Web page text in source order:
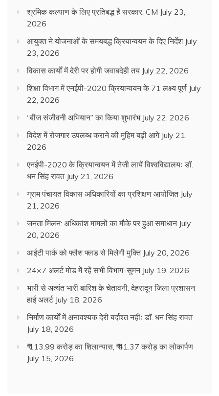
श्रमिक कल्याण के लिए प्रतिबद्ध है सरकार: CM July 23,
2026
आयुक्त ने योजनाओं के समयबद्ध क्रियान्वयन के दिए निर्देश July
23, 2026
विकास कार्यों में देरी पर होगी जवाबदेही तय July 22, 2026
शिक्षा विभाग में एनईपी-2020 क्रियान्वयन के 71 लक्ष्य पूर्ण July
22, 2026
“बीज संजीवनी अभियान” का किया शुभारंभ July 22, 2026
विदेश में रोजगार उपलब्ध कराने की मुहिम बढ़ी आगे July 21,
2026
एनईपी-2020 के क्रियान्वयन में तेजी लायें विश्वविद्यालयः डॉ.
धन सिंह रावत July 21, 2026
ग्राम पंचायत विकास अधिकारियों का प्रशिक्षण आयोजित July
21, 2026
जनता मिलन: अधिकांश मामलों का मौके पर हुआ समाधान July
20, 2026
आईटी पार्क को फ्लैश फ्लड से मिलेगी मुक्ति July 20, 2026
24×7 अलर्ट मोड में रहें सभी विभाग-सुमन July 19, 2026
भारी से अत्यंत भारी बारिश के चेतावनी, देहरादून जिला प्रशासन
हाई अलर्ट July 18, 2026
निर्माण कार्यों में अनावश्यक देरी बर्दाश्त नहींः डाॅ. धन सिंह रावत
July 18, 2026
₹ 113.99 करोड़ का शिलान्यास, ₹ 41.37 करोड़ का लोकार्पण
July 15, 2026